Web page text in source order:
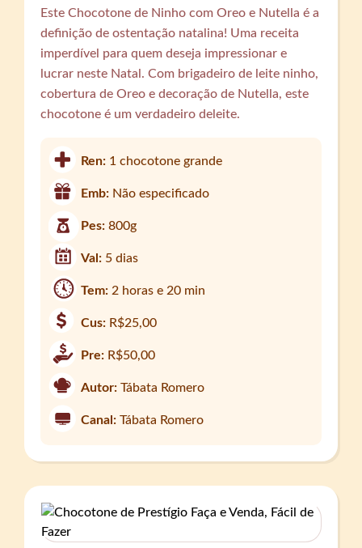
Este Chocotone de Ninho com Oreo e Nutella é a
definição de ostentação natalina! Uma receita
imperdível para quem deseja impressionar e
lucrar neste Natal. Com brigadeiro de leite ninho,
cobertura de Oreo e decoração de Nutella, este
chocotone é um verdadeiro deleite.
Ren: 1 chocotone grande
Emb: Não especificado
Pes:800g
Val: 5 dias
Tem:2 horas e 20 min
Cus: R$25,00
Pre: R$50,00
Autor: Tábata Romero
Canal: Tábata Romero